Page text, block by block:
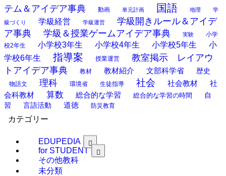
テム＆アイデア事典
動画 単元計画 国語 地理 学
級づくり 学級経営 学級運営
学級開きルール＆アイデ
ア事典
学級＆授業ゲームアイデア事典 実験
小学
校2年生
小学校3年生 小学校4年生 小学校5年生
小
学校6年生
指導案 授業運営
教室掲示 レイアウ
トアイデア事典
教材 教材紹介 文部科学省 歴史
物語文 理科 環境省 生徒指導 社会 社会教材
社
会科教材
算数 総合的な学習 総合的な学習の時間
自
習
言語活動 道徳 防災教育
カテゴリー
EDUPEDIA
for STUDENT
その他教科
未分類